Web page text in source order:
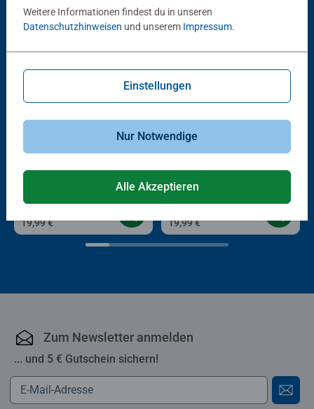
Andere Kunden mögen auch
3D Puzzle Organizer & Co
19,99 € 19,99 €
Zum Newsletter anmelden
... und 5 € Gutschein sichern!
Weitere Informationen findest du in unseren
Datenschutzhinweisen und unserem Impressum.
Einstellungen
Nur Notwendige
Alle Akzeptieren